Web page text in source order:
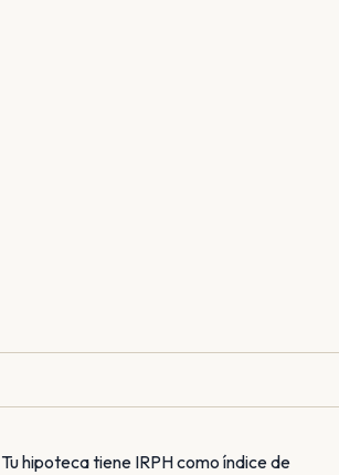
Tu hipoteca tiene IRPH como índice de